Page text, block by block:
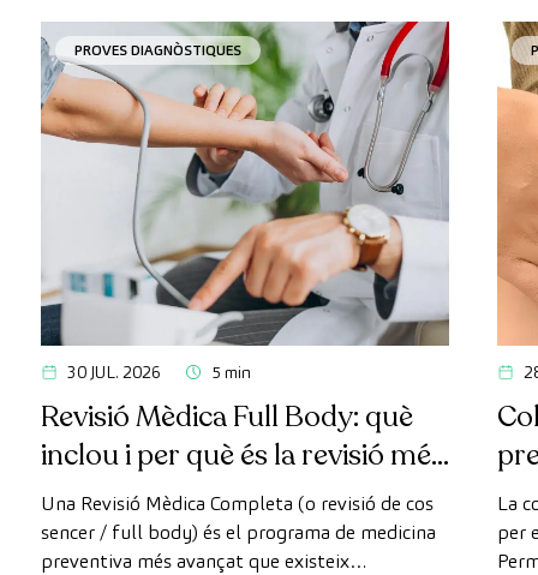
PROVES DIAGNÒSTIQUES
30 JUL. 2026 5 min
Revisió Mèdica Full Body: què
inclou i per què és la revisió més
avançada
Una Revisió Mèdica Completa (o revisió de cos
sencer / full body) és el programa de medicina
preventiva més avançat que existeix
La
per